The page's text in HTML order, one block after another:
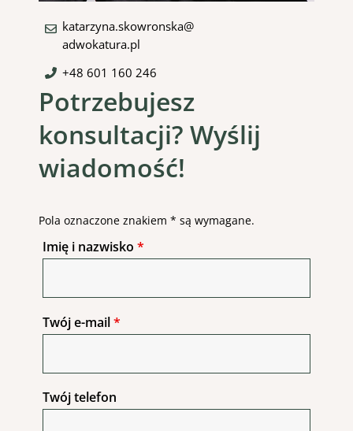
katarzyna.skowronska@
adwokatura.pl
+48 601 160 246
Potrzebujesz
konsultacji? Wyślij
wiadomość!
Pola oznaczone znakiem * są wymagane.
Imię i nazwisko*
Twój e-mail*
Twój telefon